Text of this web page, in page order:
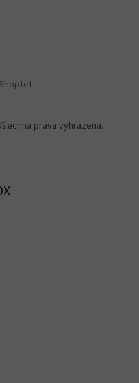
práva vyhrazena.